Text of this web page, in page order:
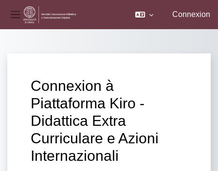
Panneau latéral
Connexion
Connexion à
Piattaforma Kiro -
Didattica Extra
Curriculare e Azioni
Internazionali